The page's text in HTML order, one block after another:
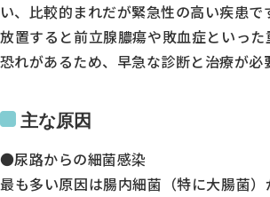
い、比較的まれだが緊急性の高い疾患で
放置すると前立腺膿瘍や敗血症といった
恐れがあるため、早急な診断と治療が必
主な原因
●尿路からの細菌感染
最も多い原因は腸内細菌（特に大腸菌）